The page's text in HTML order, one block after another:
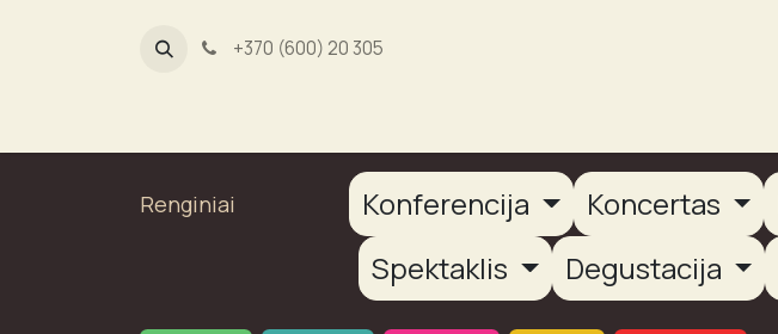
+370 (600) 20 305
Renginiai Konferencija Koncertas
Spektaklis
Degustacija